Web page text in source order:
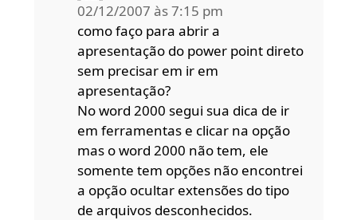
02/12/2007 às 7:15 pm
como faço para abrir a
apresentação do power point direto
sem precisar em ir em
apresentação?
No word 2000 segui sua dica de ir
em ferramentas e clicar na opção
mas o word 2000 não tem, ele
somente tem opções não encontrei
a opção ocultar extensões do tipo
de arquivos desconhecidos.